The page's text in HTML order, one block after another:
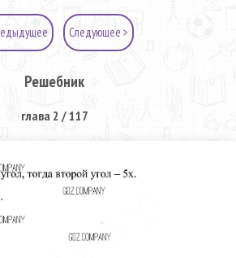
Следующее >
Решебник
глава 2 / 117